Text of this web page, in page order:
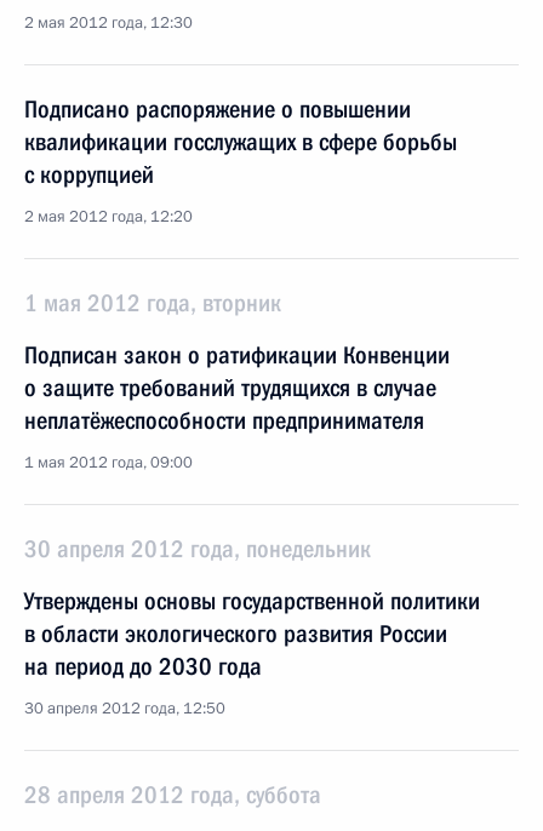
2 мая 2012 года, 12:30
Подписано распоряжение о повышении
квалификации госслужащих в сфере борьбы
с коррупцией
2 мая 2012 года, 12:20
1 мая 2012 года, вторник
Подписан закон о ратификации Конвенции
о защите требований трудящихся в случае
неплатёжеспособности предпринимателя
1 мая 2012 года, 09:00
30 апреля 2012 года, понедельник
Утверждены основы государственной политики
в области экологического развития России
на период до 2030 года
30 апреля 2012 года, 12:50
28 апреля 2012 года, суббота